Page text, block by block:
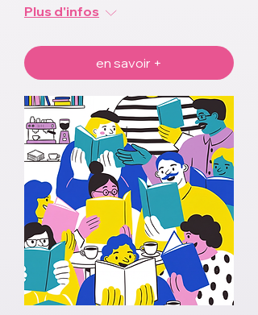
Plus d'infos
en savoir +